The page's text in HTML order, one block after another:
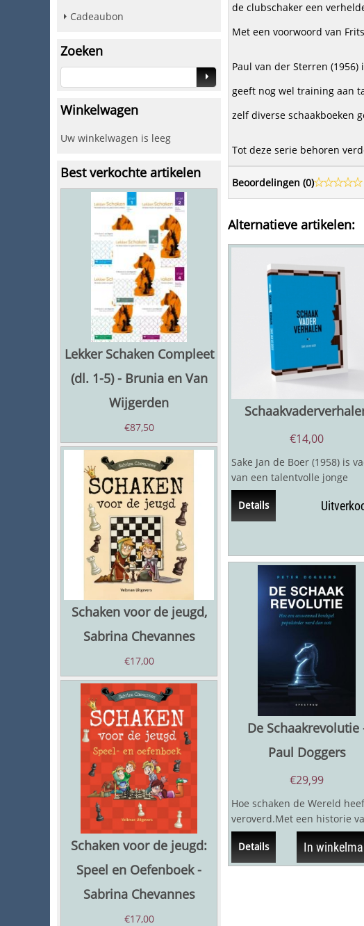
Cadeaubon
Zoeken
Winkelwagen
Uw winkelwagen is leeg
Best verkochte artikelen
Lekker Schaken Compleet
(dl. 1-5) - Brunia en Van
Wijgerden
€87,50
Schaken voor de jeugd,
Sabrina Chevannes
€17,00
Schaken voor de jeugd:
Speel en Oefenboek -
Sabrina Chevannes
€17,00
de clubschaker een
Met een voorwoord van
Paul van der Sterren
geeft nog wel training aan
zelf diverse schaakboeken
Tot deze serie behoren
Beoordelingen (0)
Alternatieve artikelen:
€14,00
Sake Jan de Boer (1958) is
van een talentvolle jonge
schaker, die in 2010 als
zevenjarige...
Details
De Schaakrevolutie
Paul Doggers
€29,99
Hoe schaken de Wereld
veroverd.Met een historie
maar liefst 1500 jaar is
vrijwel...
Details In